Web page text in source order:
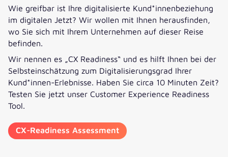
Wie greifbar ist Ihre digitalisierte Kund*innenbeziehung
im digitalen Jetzt? Wir wollen mit Ihnen herausfinden,
wo Sie sich mit Ihrem Unternehmen auf dieser Reise
befinden.
Wir nennen es „CX Readiness“ und es hilft Ihnen bei der
Selbsteinschätzung zum Digitalisierungsgrad Ihrer
Kund*innen-Erlebnisse. Haben Sie circa 10 Minuten Zeit?
Testen Sie jetzt unser Customer Experience Readiness
Tool.
CX-Readiness Assessment